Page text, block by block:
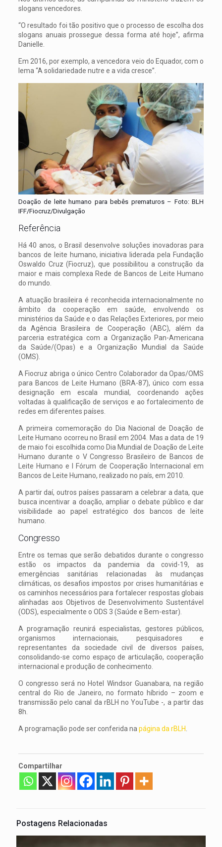
slogans vencedores.
“O resultado foi tão positivo que o processo de escolha dos
slogans anuais prossegue dessa forma até hoje”, afirma
Danielle.
Em 2016, por exemplo, a vencedora veio do Equador, com o
lema “A solidariedade nutre e a vida cresce”.
Doação de leite humano para bebês prematuros – Foto: BLH
IFF/Fiocruz/Divulgação
Referência
Há 40 anos, o Brasil desenvolve soluções inovadoras para
bancos de leite humano, iniciativa liderada pela Fundação
Oswaldo Cruz (Fiocruz), que possibilitou a construção da
maior e mais complexa Rede de Bancos de Leite Humano
do mundo.
A atuação brasileira é reconhecida internacionalmente no
âmbito da cooperação em saúde, envolvendo os
ministérios da Saúde e o das Relações Exteriores, por meio
da Agência Brasileira de Cooperação (ABC), além da
parceria estratégica com a Organização Pan-Americana
da Saúde/(Opas) e a Organização Mundial da Saúde
(OMS).
A Fiocruz abriga o único Centro Colaborador da Opas/OMS
para Bancos de Leite Humano (BRA-87), único com essa
designação em escala mundial, coordenando ações
voltadas à qualificação de serviços e ao fortalecimento de
redes em diferentes países.
A primeira comemoração do Dia Nacional de Doação de
Leite Humano ocorreu no Brasil em 2004. Mas a data de 19
de maio foi escolhida como Dia Mundial de Doação de Leite
Humano durante o V Congresso Brasileiro de Bancos de
Leite Humano e I Fórum de Cooperação Internacional em
Bancos de Leite Humano, realizado no país, em 2010.
A partir daí, outros países passaram a celebrar a data, que
busca incentivar a doação, ampliar o debate público e dar
visibilidade ao papel estratégico dos bancos de leite
humano.
Congresso
Entre os temas que serão debatidos durante o congresso
estão os impactos da pandemia da covid-19, as
emergências sanitárias relacionadas às mudanças
climáticas, os desafios impostos por crises humanitárias e
os caminhos necessários para fortalecer respostas globais
alinhadas aos Objetivos de Desenvolvimento Sustentável
(ODS), especialmente o ODS 3 (Saúde e Bem-estar).
A programação reunirá especialistas, gestores públicos,
organismos internacionais, pesquisadores e
representantes da sociedade civil de diversos países,
consolidando-se como espaço de articulação, cooperação
internacional e produção de conhecimento.
O congresso será no Hotel Windsor Guanabara, na região
central do Rio de Janeiro, no formato híbrido – zoom e
transmissão pelo canal da rBLH no YouTube -, a partir das
8h.
A programação pode ser conferida na página da rBLH
Compartilhar
Postagens Relacionadas